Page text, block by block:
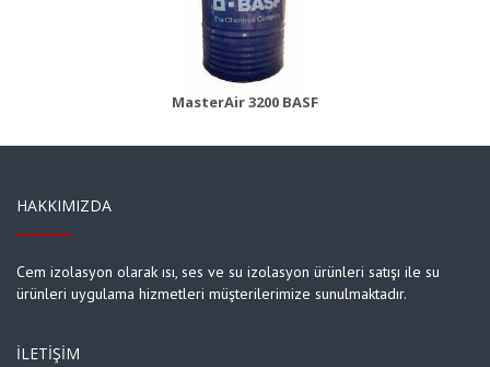
MasterAir 3200 BASF
Ürün Detayı
HAKKIMIZDA
Cem izolasyon olarak ısı, ses ve su izolasyon ürünleri satışı ile su
ürünleri uygulama hizmetleri müşterilerimize sunulmaktadır.
İLETIŞIM